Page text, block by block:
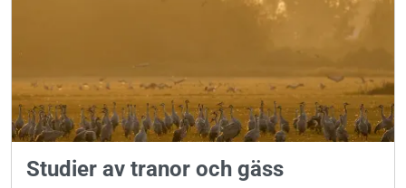
Studier av tranor och gäss